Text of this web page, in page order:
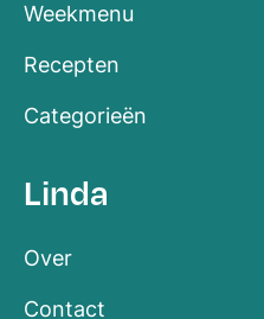
Weekmenu
Recepten
Categorieën
Linda
Over
Contact